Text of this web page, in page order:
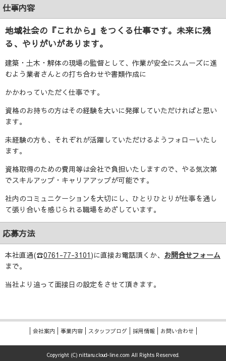
仕事内容
地域社会の『これから』をつくる仕事です。未来に残
る、やりがいがあります。
建築・土木・解体の現場の監督として、作業が安全にスムーズに進
むよう業者さんとの打ち合わせや書類作成に
かかわっていただく仕事です。
資格のお持ちの方はその経験を大いに発揮していただければと思い
ます。
未経験の方も、それぞれが活躍していただけるようフォローいたし
ます。
資格取得のための費用等は会社で負担いたしますので、やる気次第
でスキルアップ・キャリアアップが可能です。
社内のコミュニケーションを大切にし、ひとりひとりが仕事を通し
て張り合いを感じられる職場をめざしています。
応募方法
本社直通(☎0761-77-3101)に直接お電話頂くか、 お問合せフォーム
まで。
当社より追って面接日の設定をさせて頂きます。
会社案内 事業内容 スタッフブログ 採用情報 お問い合わせ
Copyright (C) nittaru.cloud-line.com All Rights Reserved.